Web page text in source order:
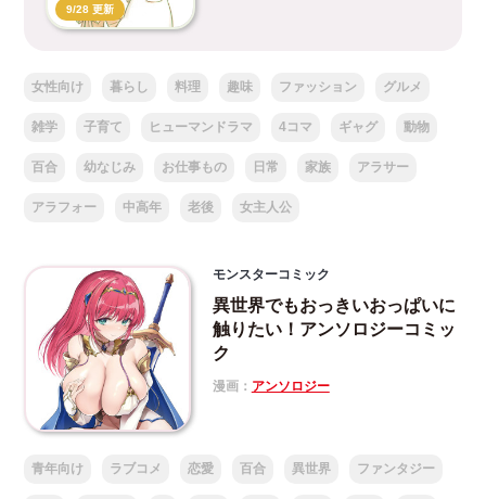
9/28 更新
女性向け 暮らし 料理 趣味 ファッション グルメ
雑学 子育て ヒューマンドラマ 4コマ ギャグ 動物
百合 幼なじみ お仕事もの 日常 家族 アラサー
アラフォー 中高年 老後 女主人公
モンスターコミック
異世界でもおっきいおっぱいに
触りたい！アンソロジーコミッ
ク
漫画： アンソロジー
青年向け ラブコメ 恋愛 百合 異世界 ファンタジー